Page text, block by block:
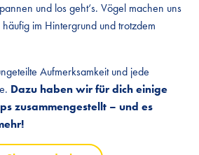
und los geht‘s. Vögel machen uns
im Hintergrund und trotzdem
Aufmerksamkeit und jede
Dazu haben wir für dich einige
zusammengestellt – und es